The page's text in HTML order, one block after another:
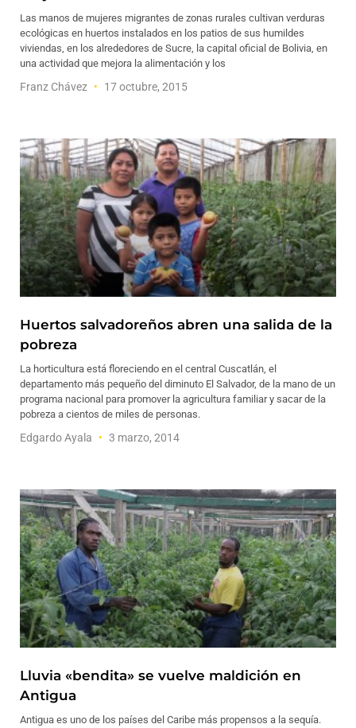
Las manos de mujeres migrantes de zonas rurales cultivan verduras
ecológicas en huertos instalados en los patios de sus humildes
viviendas, en los alrededores de Sucre, la capital oficial de Bolivia, en
una actividad que mejora la alimentación y los
Franz Chávez 17 octubre, 2015
Huertos salvadoreños abren una salida de la
pobreza
La horticultura está floreciendo en el central Cuscatlán, el
departamento más pequeño del diminuto El Salvador, de la mano de un
programa nacional para promover la agricultura familiar y sacar de la
pobreza a cientos de miles de personas.
Edgardo Ayala 3 marzo, 2014
Lluvia «bendita» se vuelve maldición en
Antigua
Antigua es uno de los países del Caribe más propensos a la sequía.